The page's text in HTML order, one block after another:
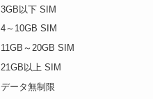
3GB以下 SIM
4～10GB SIM
11GB～20GB SIM
21GB以上 SIM
データ無制限